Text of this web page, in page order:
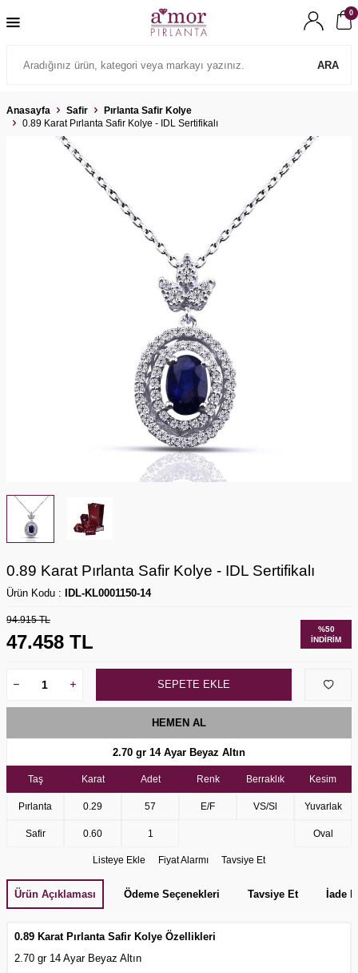
ARA
0
Anasayfa Safir
Pırlanta Safir Kolye
0.89 Karat Pırlanta Safir Kolye - IDL Sertifikalı
0.89 Karat Pırlanta Safir Kolye - IDL Sertifikalı
Ürün Kodu : IDL-KL0001150-14
94.915TL
47.458 TL
%50
İNDIRIM
SEPETE EKLE
HEMEN AL
2.70 gr 14 Ayar Beyaz Altın
Taş
Pırlanta
Safir
Karat
0.29
0.60
Adet
57
1
Renk
E/F
Berraklık
VS/Sl
Kesim
Yuvarlak
Oval
Listeye Ekle Fiyat Alarmı Tavsiye Et
Ürün Açıklaması Ödeme Seçenekleri Tavsiye Et İade
0.89 Karat Pırlanta Safir Kolye Özellikleri
2.70 gr 14 Ayar Beyaz Altın